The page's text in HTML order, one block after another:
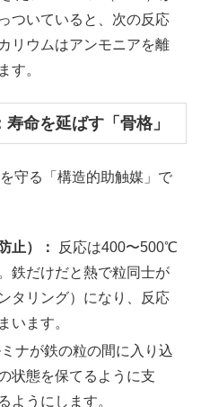
ついていると、次の反応
リウムはアンモニアを離
す。
命を延ばす「骨格」
守る「構造的助触媒」で
止）：
反応は400〜500℃
鉄だけだと熱で粒同士が
タリング）になり、反応
います。
ナが鉄の粒の間に入り込
状態を保てるように支
ようにします。